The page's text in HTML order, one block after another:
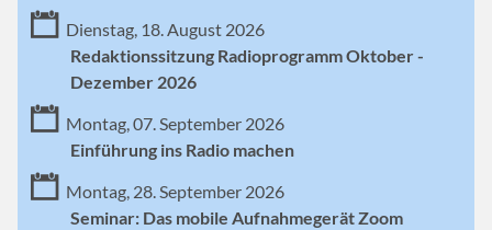
Dienstag, 18. August 2026
Redaktionssitzung Radioprogramm Oktober -
Dezember 2026
Montag, 07. September 2026
Einführung ins Radio machen
Montag, 28. September 2026
Seminar: Das mobile Aufnahmegerät Zoom